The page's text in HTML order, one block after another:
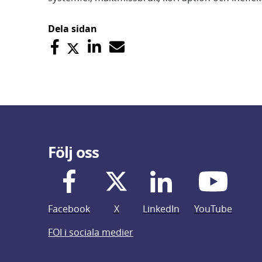
Dela sidan
Följ oss
Facebook X LinkedIn
YouTube
FOI i sociala medier